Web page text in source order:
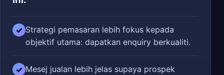
✓ Strategi pemasaran lebih fokus kepada
objektif utama: dapatkan enquiry berkualiti.
✓ Mesej jualan lebih jelas supaya prospek